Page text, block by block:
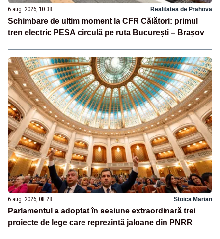
6 aug. 2026, 10:38 Realitatea de Prahova
Schimbare de ultim moment la CFR Călători: primul
tren electric PESA circulă pe ruta București – Brașov
6 aug. 2026, 08:28 Stoica Marian
Parlamentul a adoptat în sesiune extraordinară trei
proiecte de lege care reprezintă jaloane din PNRR